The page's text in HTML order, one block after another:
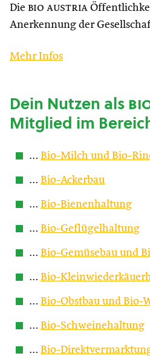
Die bio austria
Anerkennung der
Mehr Infos
Dein Nutzen als
Mitglied im
… Bio-Milch und Bio-
… Bio-Ackerbau
… Bio-Bienenhaltung
… Bio-Geflügelhaltung
… Bio-Gemüsebau und
… Bio-
… Bio-Obstbau und Bio-
… Bio-Schweinehaltung
… Bio-